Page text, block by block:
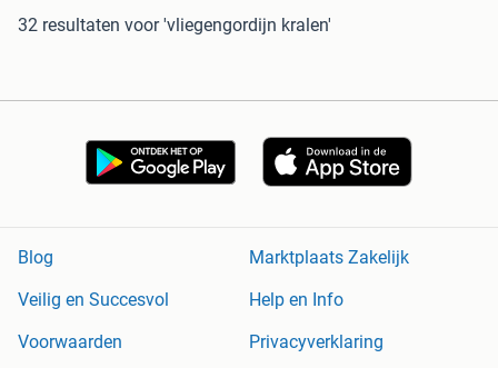
32 resultaten voor 'vliegengordijn kralen'
Blog
Marktplaats Zakelijk
Veilig en Succesvol
Help en Info
Voorwaarden
Privacyverklaring